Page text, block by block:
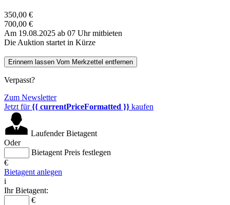
350,00 €
700,00 €
Am 19.08.2025 ab 07 Uhr mitbieten
Die Auktion startet in Kürze
Erinnern lassen Vom Merkzettel entfernen
Verpasst?
Zum Newsletter
Jetzt für{{ currentPriceFormatted }} kaufen
Laufender Bietagent
Oder
Bietagent Preis festlegen
€
Bietagent anlegen
i
Ihr Bietagent:
€